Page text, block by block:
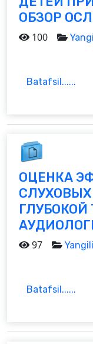
ОБЗОР
100
Batafsil......
ОЦЕНКА
ГЛУБОКОЙ
97
Batafsil......